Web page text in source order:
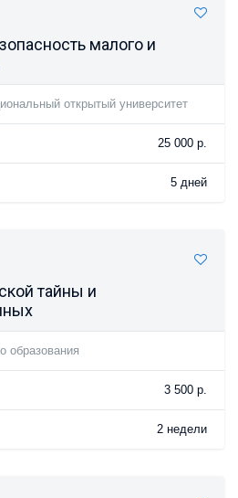
малого и
открытый университет
25 000 р.
5 дней
тайны и
образования
3 500 р.
2 недели